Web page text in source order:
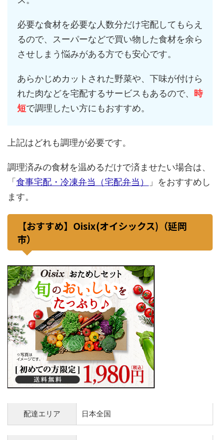
必要な食材を必要な人数分だけ宅配してもらえ
るので、スーパーなどで買い物した食材を余ら
させしまう悩みがある方でも安心です。
あらかじめカットされた野菜や、下味が付けら
れた肉などを宅配するサービスもあるので、
時
短で調理したい方にもおすすめ。
上記はどれも調理が必要です。
調理済みの食材を温めるだけで済ませたい場合は、
「 食事宅配・冷凍弁当（宅配弁当）
」をおすすめし
ます。
【おすすめ】Oisix(オイシックス)（延岡
市）
配達エリア 日本全国